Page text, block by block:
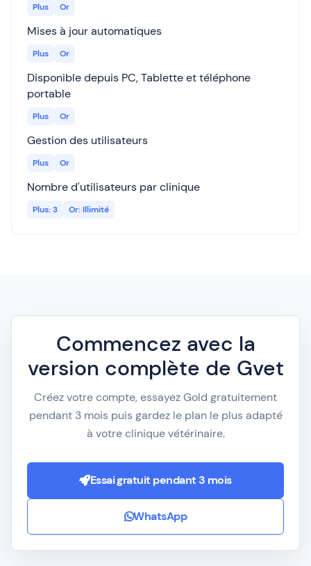
Plus Or
Mises à jour automatiques
Plus Or
Disponible depuis PC, Tablette et téléphone
portable
Plus Or
Gestion des utilisateurs
Plus Or
Nombre d'utilisateurs par clinique
Plus: 3 Or: Illimité
Commencez avec la
version complète de Gvet
Créez votre compte, essayez Gold gratuitement
pendant 3 mois puis gardez le plan le plus adapté
à votre clinique vétérinaire.
Essai gratuit pendant 3 mois
WhatsApp